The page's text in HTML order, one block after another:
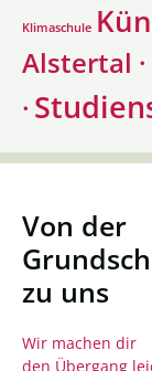
Klimaschule
Alstertal ·
·
Von der
zu uns
Wir machen dir
den Übergang